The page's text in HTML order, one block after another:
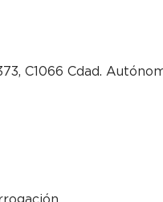
C1066 Cdad.